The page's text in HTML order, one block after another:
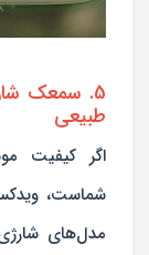
طبیعی
اگر کیفیت
مدل‌های